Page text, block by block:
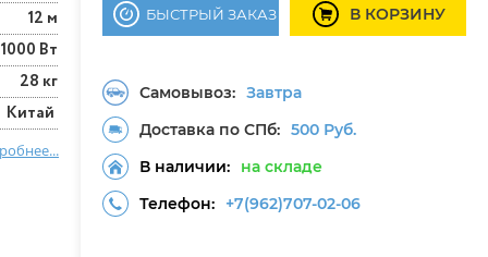
12 м
1000 Вт
28 кг
Китай
БЫСТРЫЙ ЗАКАЗ В КОРЗИНУ
Самовывоз: Завтра
Доставка по СПб: 500 Руб.
В наличии:
на складе
Телефон:
+7(962)707-02-06